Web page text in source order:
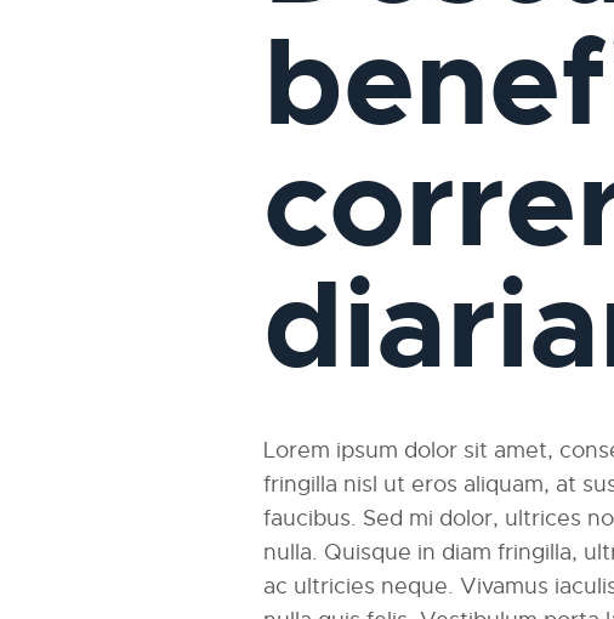
Lorem ipsum dolor sit amet,
fringilla nisl ut eros aliquam, at
faucibus. Sed mi dolor, ultrices
nulla. Quisque in diam fringilla,
ac ultricies neque. Vivamus